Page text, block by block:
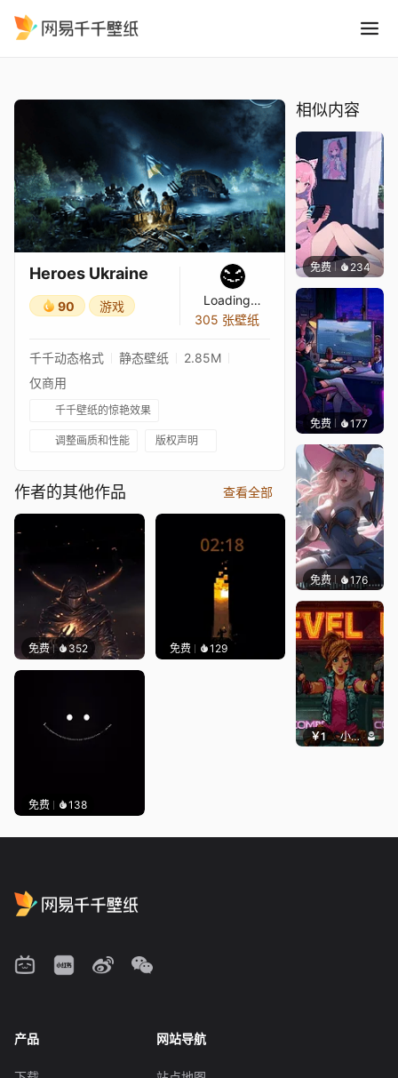
Heroes Ukraine
90 游戏
Loading…
305 张壁纸
千千动态格式 静态壁纸
2.85M
仅商用
千千壁纸的惊艳效果
调整画质和性能 版权声明
作者的其他作品 查看全部
免费 352 免费 129
免费 138
相似内容
免费 234好看
免费 177
免费 176｡
￥1 小鹿子
产品 网站导航